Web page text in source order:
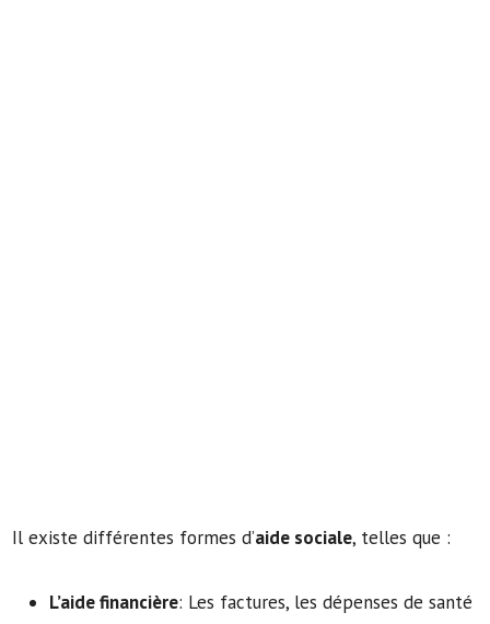
Il existe différentes formes d’aide sociale, telles que :
L’aide financière: Les factures, les dépenses de santé